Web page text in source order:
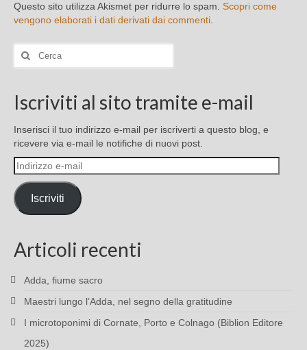
Questo sito utilizza Akismet per ridurre lo spam. Scopri come
vengono elaborati i dati derivati dai commenti
Cerca:
Iscriviti al sito tramite e-mail
Inserisci il tuo indirizzo e-mail per iscriverti a questo blog, e
ricevere via e-mail le notifiche di nuovi post.
Indirizzo
e-
mail
Iscriviti
Articoli recenti
Adda, fiume sacro
Maestri lungo l’Adda, nel segno della gratitudine
I microtoponimi di Cornate, Porto e Colnago (Biblion Editore
2025)